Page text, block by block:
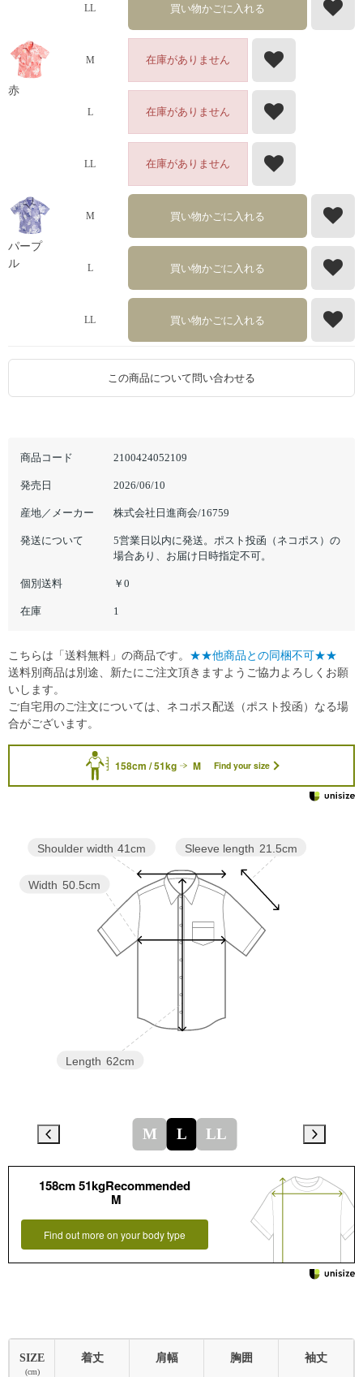
商品コード 2100424052109
発売日 2026/06/10
産地／メーカー 株式会社日進商会/16759
発送について
5営業日以内に発送。ポスト投函（ネコポス）の
場合あり、お届け日時指定不可。
個別送料 ￥0
在庫 1
LL 買い物かごに入れる
赤
M 在庫がありません
L 在庫がありません
LL 在庫がありません
パープ
ル
M 買い物かごに入れる
L 買い物かごに入れる
LL 買い物かごに入れる
この商品について問い合わせる
158cm / 51kg M Find your size
Sleeve length 21.5cm
Length 62cm
Width 50.5cm
Shoulder width 41cm
M L LL
158cm 51kgRecommended
M
Find out more on your body type
SIZE
(cm)
着丈 肩幅 胸囲 袖丈
こちらは「送料無料」の商品です。 ★★他商品との同梱不可★★
送料別商品は別途、新たにご注文頂きますようご協力よろしくお願
いします。
ご自宅用のご注文については、ネコポス配送（ポスト投函）なる場
合がございます。